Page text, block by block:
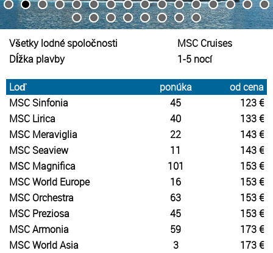
Všetky lodné spoločnosti
MSC Cruises
Dĺžka plavby
1-5 nocí
Loď ponúka
od cena
MSC Sinfonia
45
123 €
MSC Lirica
40
133 €
MSC Meraviglia
22
143 €
MSC Seaview
11
143 €
MSC Magnifica
101
153 €
MSC World Europe
16
153 €
MSC Orchestra
63
153 €
MSC Preziosa
45
153 €
MSC Armonia
59
173 €
MSC World Asia
3
173 €